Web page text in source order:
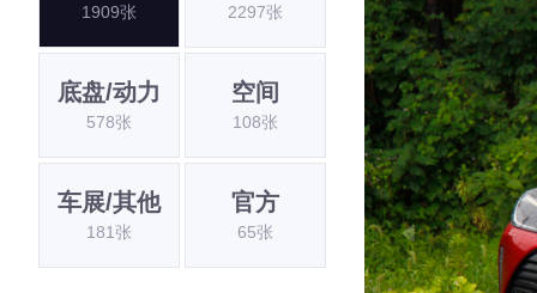
1909张 2297张
底盘/动力
578张
空间
108张
车展/其他
181张
官方
65张